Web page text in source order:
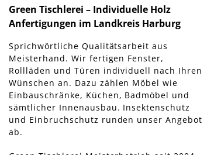
Green Tischlerei – Individuelle Holz
Anfertigungen im Landkreis Harburg
Sprichwörtliche Qualitätsarbeit aus
Meisterhand. Wir fertigen Fenster,
Rollläden und Türen individuell nach Ihren
Wünschen an. Dazu zählen Möbel wie
Einbauschränke, Küchen, Badmöbel und
sämtlicher Innenausbau. Insektenschutz
und Einbruchschutz runden unser Angebot
ab.